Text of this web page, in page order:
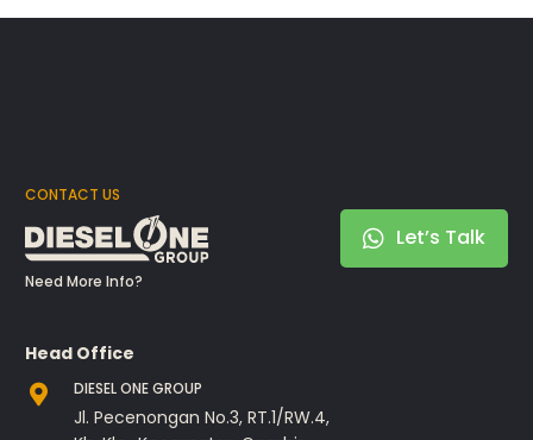
CONTACT US
Need More Info?
Let’s Talk
Head Office
DIESEL ONE GROUP
Jl. Pecenongan No.3, RT.1/RW.4,